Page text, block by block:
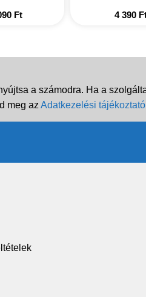
Ft
4 390
a számodra. Ha a
meg az Adatkezelési